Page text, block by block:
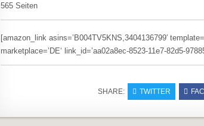
565 Seiten
[amazon_link asins=’B004TV5KNS,3404136799′
marketplace=’DE‘ link_id=’aa02a8ec-8523-11e7-82d5-
SHARE: TWITTER